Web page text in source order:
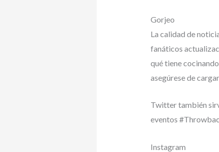
Gorjeo
La calidad de
fanáticos
qué tiene
asegúrese de
Twitter también
eventos
Instagram